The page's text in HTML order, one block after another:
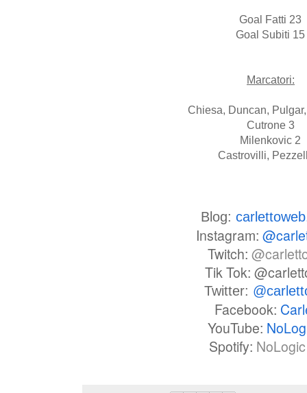
Goal Fatti 23
Goal Subiti 15
Marcatori:
Chiesa, Duncan,
Cutrone 3
Milenkovic 2
Castrovilli,
Blog:
Instagram:
Twitch:
Tik Tok:
Twitter:
Facebook:
YouTube:
Spotify: